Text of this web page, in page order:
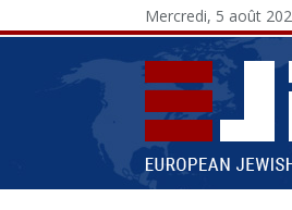
Mercredi, 5 août